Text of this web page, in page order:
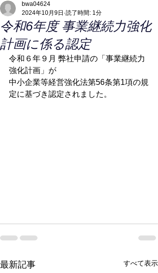
令和6年度 事業継続力強化
計画に係る認定
bwa04624
2024年10月9日 読了時間: 1分
令和６年９月 弊社申請の「事業継続力
強化計画」が
中小企業等経営強化法第56条第1項の規
定に基づき認定されました。
最新記事 すべて表示